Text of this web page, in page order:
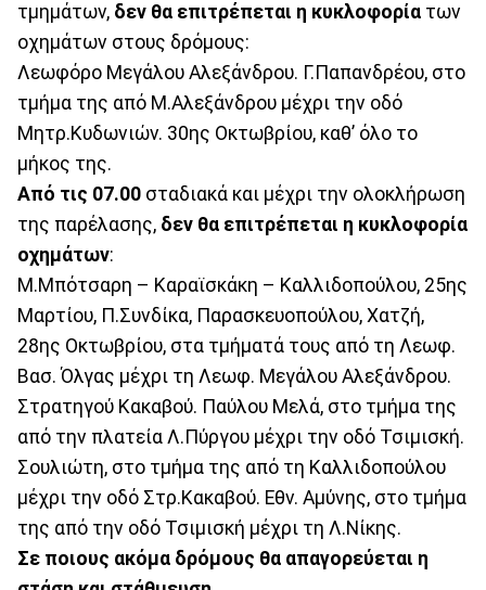
τμημάτων, δεν θα επιτρέπεται η κυκλοφορία των
οχημάτων στους δρόμους:
Λεωφόρο Μεγάλου Αλεξάνδρου. Γ.Παπανδρέου, στο
τμήμα της από Μ.Αλεξάνδρου μέχρι την οδό
Μητρ.Κυδωνιών. 30ης Οκτωβρίου, καθ’ όλο το
μήκος της.
Από τις 07.00 σταδιακά και μέχρι την ολοκλήρωση
της παρέλασης, δεν θα επιτρέπεται η κυκλοφορία
οχημάτων:
Μ.Μπότσαρη – Καραϊσκάκη – Καλλιδοπούλου, 25ης
Μαρτίου, Π.Συνδίκα, Παρασκευοπούλου, Χατζή,
28ης Οκτωβρίου, στα τμήματά τους από τη Λεωφ.
Βασ. Όλγας μέχρι τη Λεωφ. Μεγάλου Αλεξάνδρου.
Στρατηγού Κακαβού. Παύλου Μελά, στο τμήμα της
από την πλατεία Λ.Πύργου μέχρι την οδό Τσιμισκή.
Σουλιώτη, στο τμήμα της από τη Καλλιδοπούλου
μέχρι την οδό Στρ.Κακαβού. Εθν. Αμύνης, στο τμήμα
της από την οδό Τσιμισκή μέχρι τη Λ.Νίκης.
Σε ποιους ακόμα δρόμους θα απαγορεύεται η